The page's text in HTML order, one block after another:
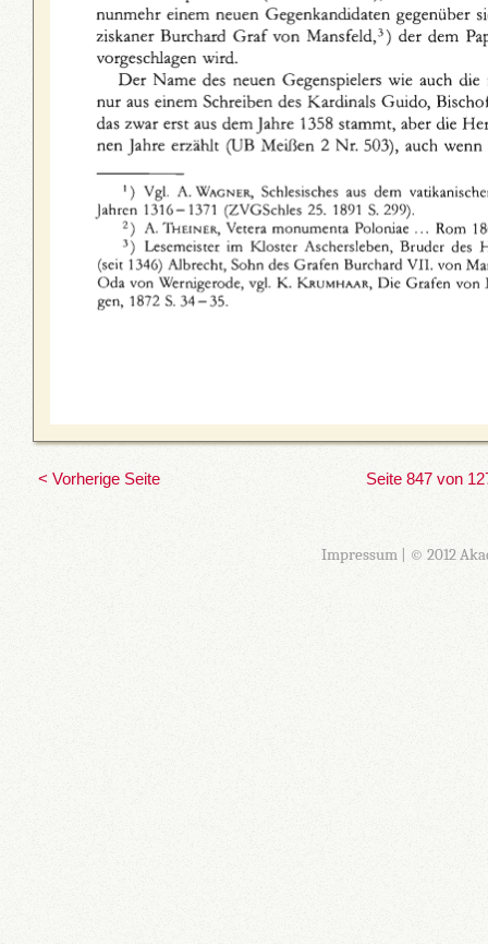
< Vorherige Seite Seite 847 von
Impressum| © 2012